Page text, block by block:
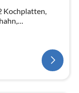
Kochplatten,